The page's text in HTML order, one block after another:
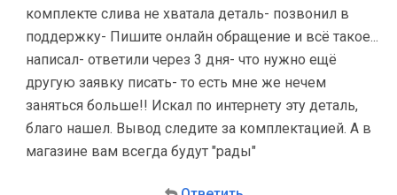
комплекте слива не хватала деталь- позвонил в
поддержку- Пишите онлайн обращение и всё такое...
написал- ответили через 3 дня- что нужно ещё
другую заявку писать- то есть мне же нечем
заняться больше!! Искал по интернету эту деталь,
благо нашел. Вывод следите за комплектацией. А в
магазине вам всегда будут "рады"